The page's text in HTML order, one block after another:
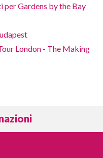
Gardens by the Bay
London - The Making